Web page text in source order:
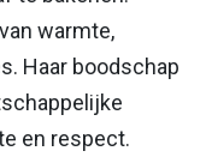
warmte,
Haar boodschap
en respect.